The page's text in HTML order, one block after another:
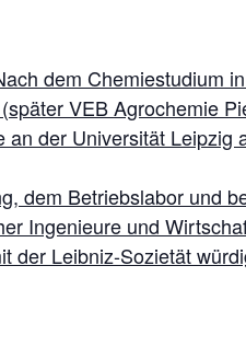
dem Chemiestudium
VEB Agrochemie
der Universität Leipzig
dem Betriebslabor und
Ingenieure und
der Leibniz-Sozietät